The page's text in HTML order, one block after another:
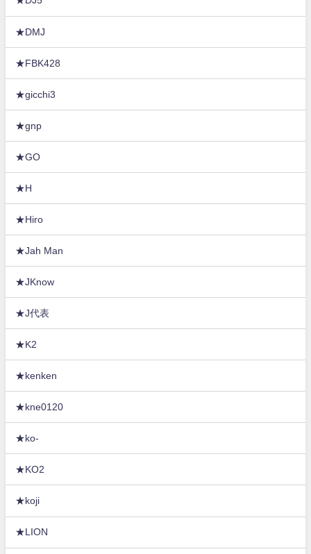
★DMJ
★FBK428
★gicchi3
★gnp
★GO
★H
★Hiro
★Jah Man
★JKnow
★J代表
★K2
★kenken
★kne0120
★ko-
★KO2
★koji
★LION